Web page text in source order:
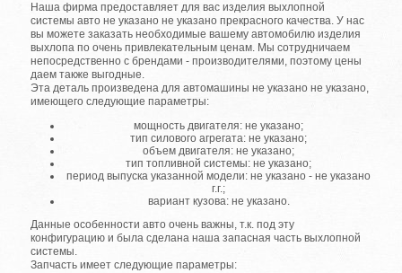
Наша фирма предоставляет для вас изделия выхлопной
системы авто не указано не указано прекрасного качества. У нас
вы можете заказать необходимые вашему автомобилю изделия
выхлопа по очень привлекательным ценам. Мы сотрудничаем
непосредственно с брендами - производителями, поэтому цены
даем также выгодные.
Эта деталь произведена для автомашины не указано не указано,
имеющего следующие параметры:
мощность двигателя: не указано;
тип силового агрегата: не указано;
объем двигателя: не указано;
тип топливной системы: не указано;
период выпуска указанной модели: не указано - не указано
г.г.;
вариант кузова: не указано.
Данные особенности авто очень важны, т.к. под эту
конфигурацию и была сделана наша запасная часть выхлопной
системы.
Запчасть имеет следующие параметры: